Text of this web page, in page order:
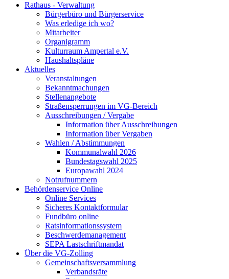
Rathaus - Verwaltung
Bürgerbüro und Bürgerservice
Was erledige ich wo?
Mitarbeiter
Organigramm
Kulturraum Ampertal e.V.
Haushaltspläne
Aktuelles
Veranstaltungen
Bekanntmachungen
Stellenangebote
Straßensperrungen im VG-Bereich
Ausschreibungen / Vergabe
Information über Ausschreibungen
Information über Vergaben
Wahlen / Abstimmungen
Kommunalwahl 2026
Bundestagswahl 2025
Europawahl 2024
Notrufnummern
Behördenservice Online
Online Services
Sicheres Kontaktformular
Fundbüro online
Ratsinformationssystem
Beschwerdemanagement
SEPA Lastschriftmandat
Über die VG-Zolling
Gemeinschaftsversammlung
Verbandsräte